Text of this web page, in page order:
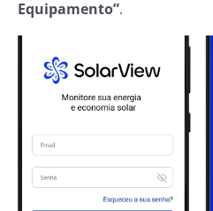
Equipamento”.